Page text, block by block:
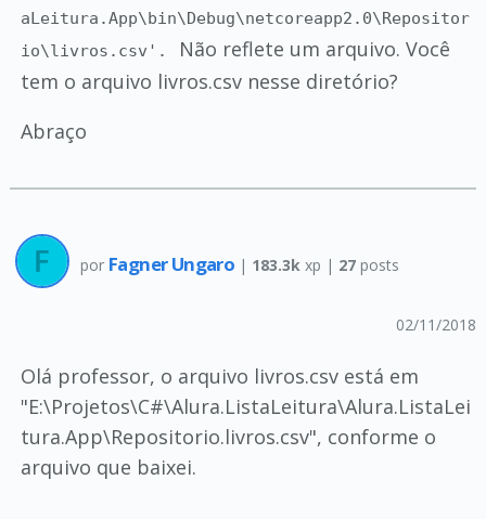
aLeitura.App\bin\Debug\netcoreapp2.0\Repositor
io\livros.csv'.
Não reflete um arquivo. Você
tem o arquivo livros.csv nesse diretório?
Abraço
por Fagner Ungaro | 183.3k xp | 27posts
02/11/2018
Olá professor, o arquivo livros.csv está em
"E:\Projetos\C#\Alura.ListaLeitura\Alura.ListaLei
tura.App\Repositorio.livros.csv", conforme o
arquivo que baixei.